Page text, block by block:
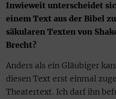
Inwieweit unterscheidet
einem Text aus der Bibel
säkularen Texten von
Brecht?
Anders als ein Gläubiger
diesen Text erst einmal
Theatertext. Ich darf ihn